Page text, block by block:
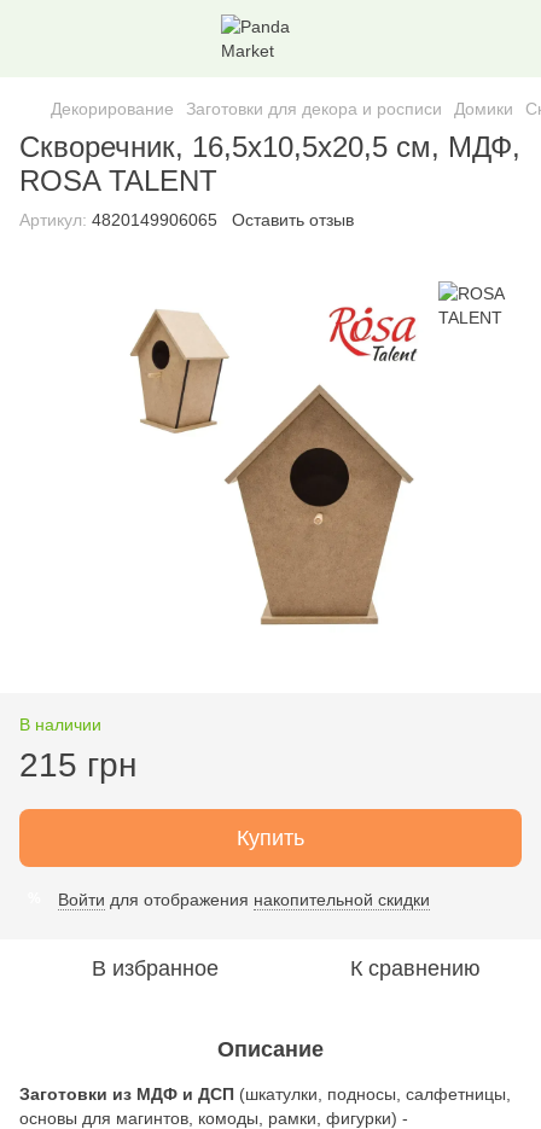
Декорирование Заготовки для декора и росписи Домики
Скворечник, 16,5х10,5х20,5 см, МДФ,
ROSA TALENT
Артикул: 4820149906065 Оставить отзыв
В наличии
215 грн
Купить
Войти для отображения накопительной скидки
В избранное К сравнению
Описание
Заготовки из МДФ и ДСП (шкатулки, подносы, салфетницы,
основы для магинтов, комоды, рамки, фигурки) -